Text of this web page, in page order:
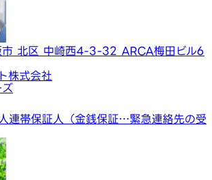
市 北区 中崎西4-3-32 ARCA梅田ビル6
株式会社
ズ
連帯保証人（金銭保証…緊急連絡先の受